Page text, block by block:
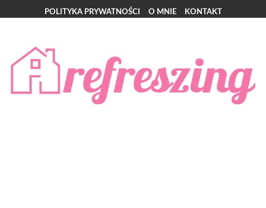
POLITYKA PRYWATNOŚCI O MNIE KONTAKT